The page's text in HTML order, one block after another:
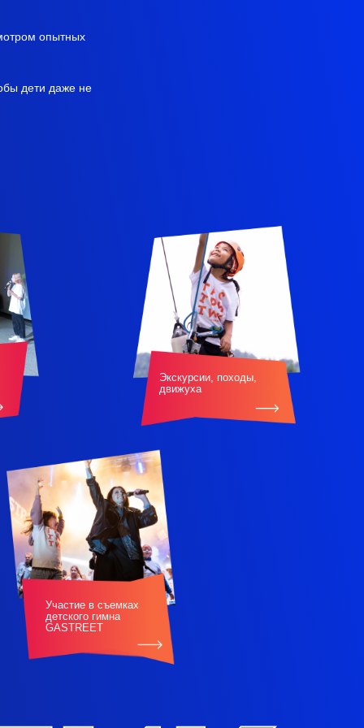
опытных
дети даже не
Экскурсии, походы,
движуха
Участие в съемках
детского гимна
GASTREET